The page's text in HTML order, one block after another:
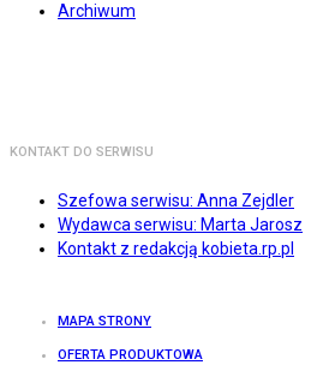
Archiwum
KONTAKT DO SERWISU
Szefowa serwisu: Anna Zejdler
Wydawca serwisu: Marta Jarosz
Kontakt z redakcją kobieta.rp.pl
MAPA STRONY
OFERTA PRODUKTOWA